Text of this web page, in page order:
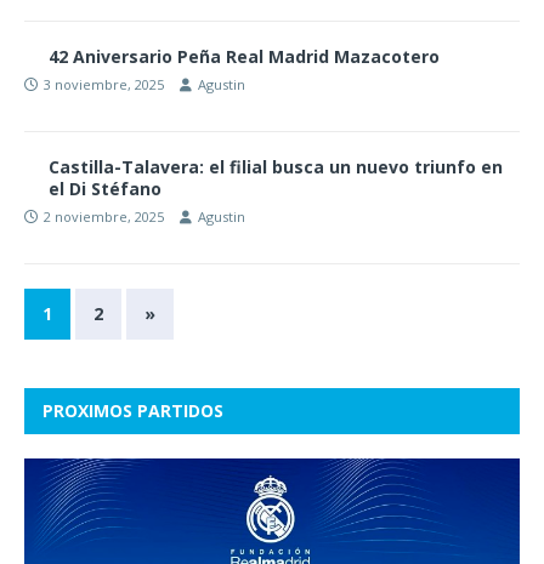
42 Aniversario Peña Real Madrid Mazacotero
3 noviembre, 2025 Agustin
Castilla-Talavera: el filial busca un nuevo triunfo en
el Di Stéfano
2 noviembre, 2025 Agustin
1 2 »
PROXIMOS PARTIDOS